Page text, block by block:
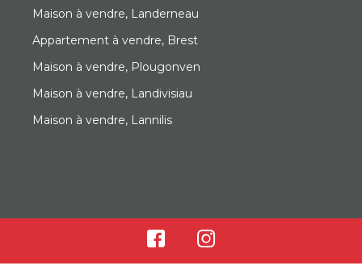
Maison à vendre, Landerneau
Appartement à vendre, Brest
Maison à vendre, Plougonven
Maison à vendre, Landivisiau
Maison à vendre, Lannilis